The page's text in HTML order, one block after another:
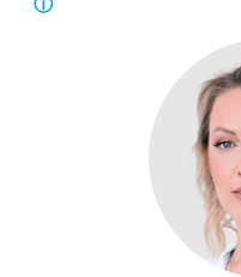
Стаж
Удостоверение о
Свидетельство об
Удостоверение по
здравоохранения и